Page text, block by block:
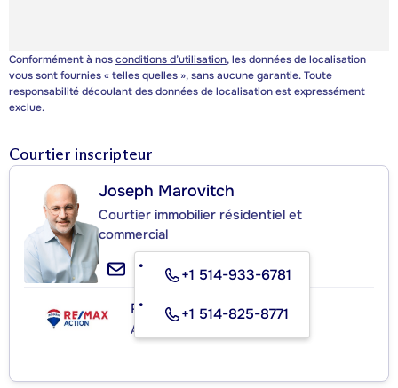
Conformément à nosconditions d’utilisation, les données de localisation
vous sont fournies « telles quelles », sans aucune garantie. Toute
responsabilité découlant des données de localisation est expressément
exclue.
Courtier inscripteur
Joseph Marovitch
Courtier immobilier résidentiel et
commercial
+1 514-933-6781
+1 514-825-8771
RE/MAX ACTION
Agence immobilière